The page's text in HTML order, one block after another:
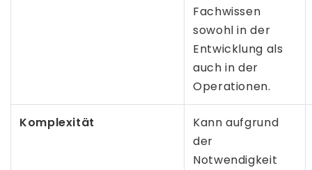
Fachwissen
sowohl in der
Entwicklung als
auch in der
Operationen.
Komplexität
Kann aufgrund
der
Notwendigkeit